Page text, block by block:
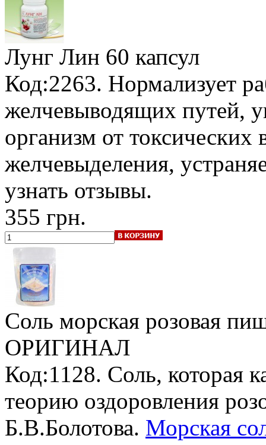
Лунг Лин 60 капсул
Код:2263. Нормализует
желчевыводящих путей,
организм от
желчевыделения,
узнать отзывы.
355 грн.
Соль морская розовая
ОРИГИНАЛ
Код:1128. Соль, которая
теорию оздоровления
Б.В.Болотова. Морская